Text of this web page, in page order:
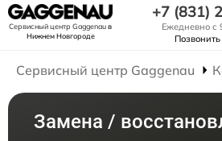
Сервисный центр Gaggenauв
Нижнем Новгороде
+7 (831)
Ежедневно с
Позвонить
Сервисный центр Gaggenau
Замена /